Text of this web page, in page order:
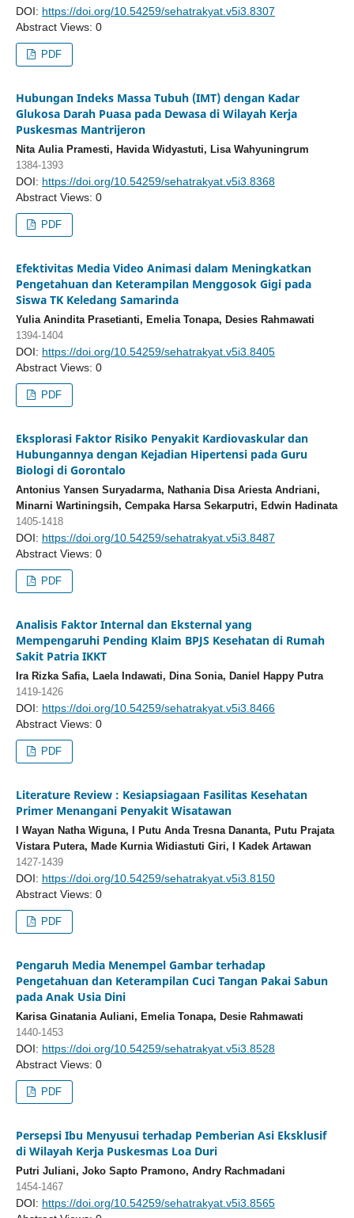
DOI: https://doi.org/10.54259/sehatrakyat.v5i3.8307
Abstract Views: 0
PDF
Hubungan Indeks Massa Tubuh (IMT) dengan Kadar
Glukosa Darah Puasa pada Dewasa di Wilayah Kerja
Puskesmas Mantrijeron
Nita Aulia Pramesti, Havida Widyastuti, Lisa Wahyuningrum
1384-1393
DOI: https://doi.org/10.54259/sehatrakyat.v5i3.8368
Abstract Views: 0
PDF
Efektivitas Media Video Animasi dalam Meningkatkan
Pengetahuan dan Keterampilan Menggosok Gigi pada
Siswa TK Keledang Samarinda
Yulia Anindita Prasetianti, Emelia Tonapa, Desies Rahmawati
1394-1404
DOI: https://doi.org/10.54259/sehatrakyat.v5i3.8405
Abstract Views: 0
PDF
Eksplorasi Faktor Risiko Penyakit Kardiovaskular dan
Hubungannya dengan Kejadian Hipertensi pada Guru
Biologi di Gorontalo
Antonius Yansen Suryadarma, Nathania Disa Ariesta Andriani,
Minarni Wartiningsih, Cempaka Harsa Sekarputri, Edwin Hadinata
1405-1418
DOI: https://doi.org/10.54259/sehatrakyat.v5i3.8487
Abstract Views: 0
PDF
Analisis Faktor Internal dan Eksternal yang
Mempengaruhi Pending Klaim BPJS Kesehatan di Rumah
Sakit Patria IKKT
Ira Rizka Safia, Laela Indawati, Dina Sonia, Daniel Happy Putra
1419-1426
DOI: https://doi.org/10.54259/sehatrakyat.v5i3.8466
Abstract Views: 0
PDF
Literature Review : Kesiapsiagaan Fasilitas Kesehatan
Primer Menangani Penyakit Wisatawan
I Wayan Natha Wiguna, I Putu Anda Tresna Dananta, Putu Prajata
Vistara Putera, Made Kurnia Widiastuti Giri, I Kadek Artawan
1427-1439
DOI: https://doi.org/10.54259/sehatrakyat.v5i3.8150
Abstract Views: 0
PDF
Pengaruh Media Menempel Gambar terhadap
Pengetahuan dan Keterampilan Cuci Tangan Pakai Sabun
pada Anak Usia Dini
Karisa Ginatania Auliani, Emelia Tonapa, Desie Rahmawati
1440-1453
DOI: https://doi.org/10.54259/sehatrakyat.v5i3.8528
Abstract Views: 0
PDF
Persepsi Ibu Menyusui terhadap Pemberian Asi Eksklusif
di Wilayah Kerja Puskesmas Loa Duri
Putri Juliani, Joko Sapto Pramono, Andry Rachmadani
1454-1467
DOI: https://doi.org/10.54259/sehatrakyat.v5i3.8565